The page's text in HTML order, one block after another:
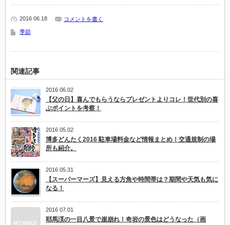
2016 06.18 コメントを書く
季節
関連記事
2016 06.02
【父の日】喜んでもらうならプレゼントよりコレ！世代別の喜
ぶポイントを考察！
2016 05.02
博多どんたく2016 駐車場料金など情報まとめ！交通規制の場
所も紹介。
2016 05.31
【スーパーマーズ】見える方角や時間帯は？期間や天気も気に
なる！
2016 07.01
耶馬渓の一目八景で崖崩れ！奇岩の景色はどうなった（画